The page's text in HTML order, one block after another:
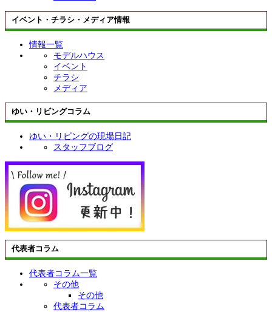
イベント・チラシ・メディア情報
情報一覧
モデルハウス
イベント
チラシ
メディア
ゆい・リビングコラム
ゆい・リビングの現場日記
スタッフブログ
代表者コラム
代表者コラム一覧
その他
その他
代表者コラム